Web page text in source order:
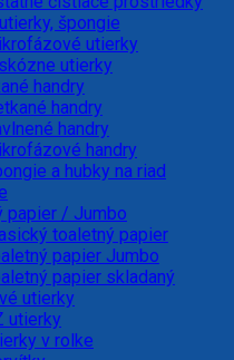
špongie
utierky
utierky
handry
handry
handry
handry
a hubky na riad
papier / Jumbo
toaletný papier
papier Jumbo
papier skladaný
utierky
utierky
v rolke